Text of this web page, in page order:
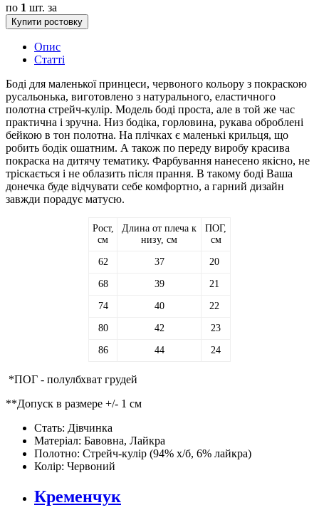
по 1 шт. за
Купити ростовку
Опис
Статті
Боді для маленької принцеси, червоного кольору з покраскою
русальонька, виготовлено з натурального, еластичного
полотна стрейч-кулір. Модель боді проста, але в той же час
практична і зручна. Низ бодіка, горловина, рукава оброблені
бейкою в тон полотна. На плічках є маленькі крильця, що
робить бодік ошатним. А також по переду виробу красива
покраска на дитячу тематику. Фарбування нанесено якісно, ​​не
тріскається і не облазить після прання. В такому боді Ваша
донечка буде відчувати себе комфортно, а гарний дизайн
завжди порадує матусю.
Рост,
см
Длина от плеча к
низу, см
ПОГ,
см
62 37 20
68 39 21
74 40 22
80 42 23
86 44 24
*ПОГ - полулбхват грудей
**Допуск в размере +/- 1 см
Стать: Дівчинка
Матеріал: Бавовна, Лайкра
Полотно: Стрейч-кулір (94% х/б, 6% лайкра)
Колір: Червоний
Кременчук